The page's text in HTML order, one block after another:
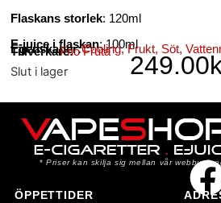
Flaskans storlek: 120ml
E-juice i flaskan: 100ml
Egenskaper:Cooling,Frukt, Söt,
Tillverkare:Frio Fruta 249.00
Slut i lager
*Priser kan skilja sig mellan vår webbutik
ÖPPETTIDER